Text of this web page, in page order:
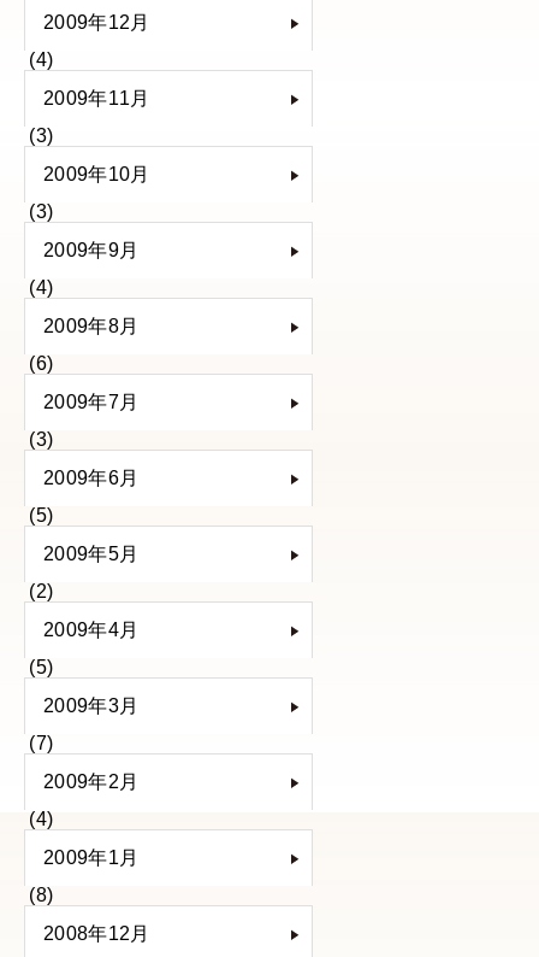
2009年12月
(4)
2009年11月
(3)
2009年10月
(3)
2009年9月
(4)
2009年8月
(6)
2009年7月
(3)
2009年6月
(5)
2009年5月
(2)
2009年4月
(5)
2009年3月
(7)
2009年2月
(4)
2009年1月
(8)
2008年12月